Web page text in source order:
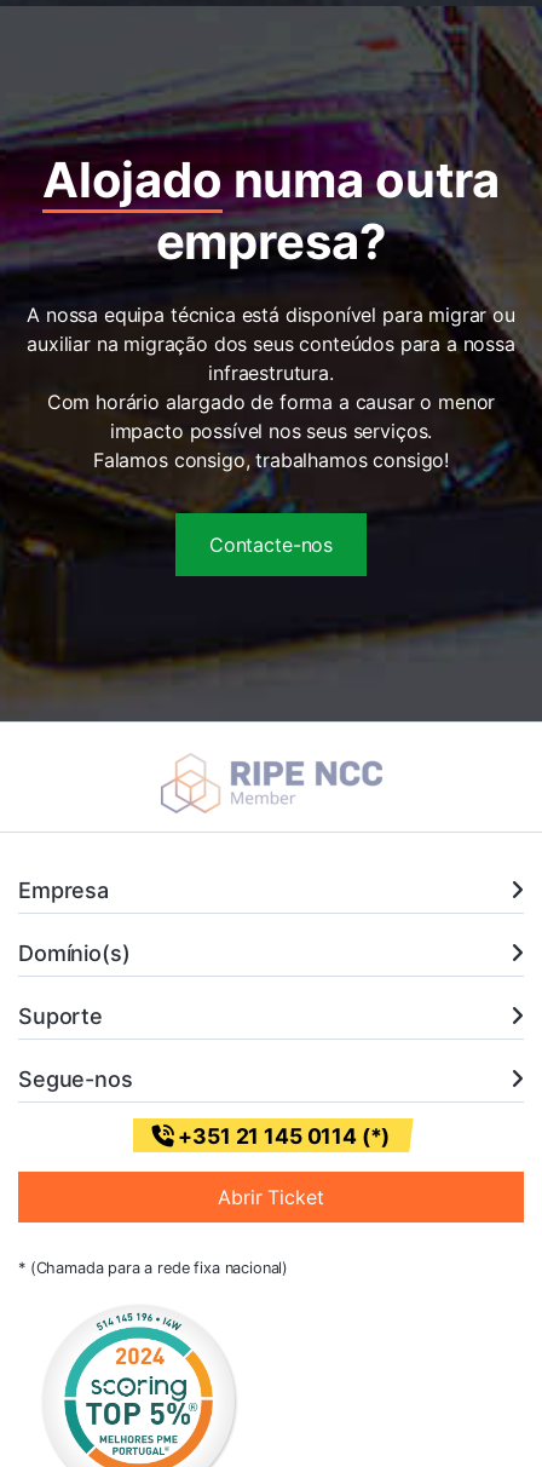
Alojadonuma outra
empresa?
A nossa equipa técnica está disponível para migrar ou
auxiliar na migração dos seus conteúdos para a nossa
infraestrutura.
Com horário alargado de forma a causar o menor
impacto possível nos seus serviços.
Falamos consigo, trabalhamos consigo!
Contacte-nos
Empresa
Domínio(s)
Suporte
Segue-nos
+351 21 145 0114 (*)
Abrir Ticket
* (Chamada para a rede fixa nacional)